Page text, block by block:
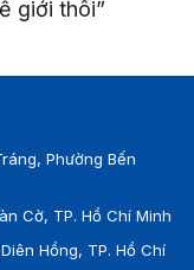
giới thôi”
Phường Bến
Cờ, TP. Hồ Chí Minh
Hồng, TP. Hồ Chí